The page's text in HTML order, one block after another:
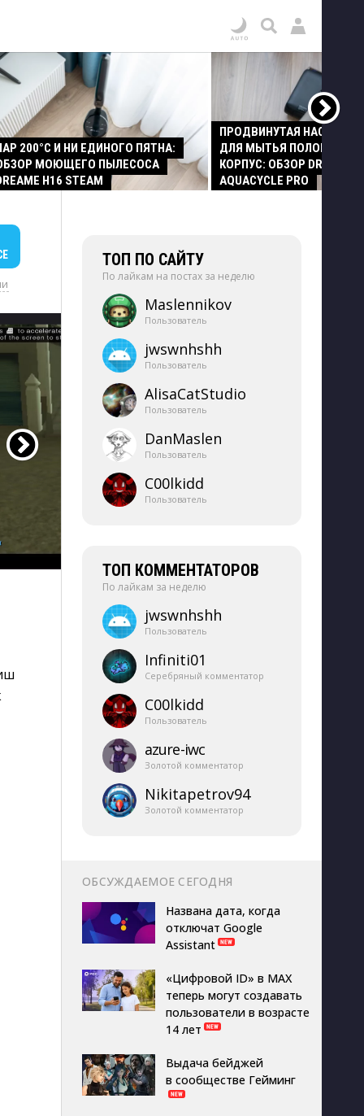
200°C И НИ ЕДИНОГО ПЯТНА:
МОЮЩЕГО ПЫЛЕСОСА
H16 STEAM
ПРОДВИНУТАЯ НАСАДКА
ДЛЯ МЫТЬЯ ПОЛОВ И
КОРПУС: ОБЗОР DREAME
AQUACYCLE PRO
ТОП ПО САЙТУ
По лайкам на постах за неделю
Maslennikov
Пользователь
jwswnhshh
Пользователь
AlisaCatStudio
Пользователь
DanMaslen
Пользователь
C00lkidd
Пользователь
ТОП КОММЕНТАТОРОВ
По лайкам за неделю
jwswnhshh
Пользователь
Infiniti01
Серебряный комментатор
C00lkidd
Пользователь
azure-​iwc
Золотой комментатор
Nikitapetrov94
Золотой комментатор
ОБСУЖДАЕМОЕ СЕГОДНЯ
Названа дата, когда
отключат Google
Assistant
«Цифровой ID» в MAX
теперь могут создавать
пользователи в возрасте
14 лет
Выдача бейджей
в сообществе Гейминг